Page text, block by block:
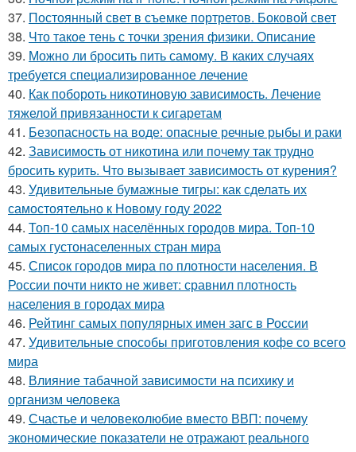
37. Постоянный свет в съемке портретов. Боковой свет
38. Что такое тень с точки зрения физики. Описание
39. Можно ли бросить пить самому. В каких случаях
требуется специализированное лечение
40. Как побороть никотиновую зависимость. Лечение
тяжелой привязанности к сигаретам
41. Безопасность на воде: опасные речные рыбы и раки
42. Зависимость от никотина или почему так трудно
бросить курить. Что вызывает зависимость от курения?
43. Удивительные бумажные тигры: как сделать их
самостоятельно к Новому году 2022
44. Топ-10 самых населённых городов мира. Топ-10
самых густонаселенных стран мира
45. Список городов мира по плотности населения. В
России почти никто не живет: сравнил плотность
населения в городах мира
46. Рейтинг самых популярных имен загс в России
47. Удивительные способы приготовления кофе со всего
мира
48. Влияние табачной зависимости на психику и
организм человека
49. Счастье и человеколюбие вместо ВВП: почему
экономические показатели не отражают реального